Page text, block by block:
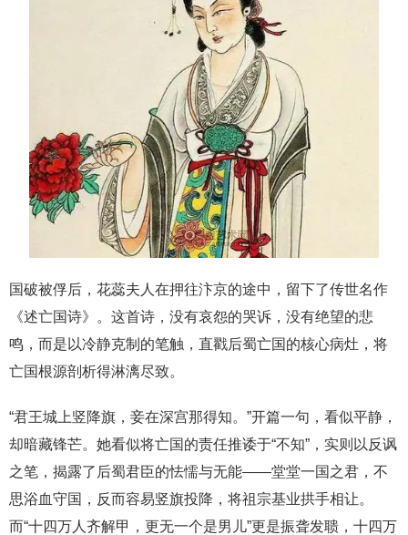
国破被俘后，花蕊夫人在押往汴京的途中，留下了传世名作
《述亡国诗》。这首诗，没有哀怨的哭诉，没有绝望的悲
鸣，而是以冷静克制的笔触，直戳后蜀亡国的核心病灶，将
亡国根源剖析得淋漓尽致。
“君王城上竖降旗，妾在深宫那得知。”开篇一句，看似平静，
却暗藏锋芒。她看似将亡国的责任推诿于“不知”，实则以反讽
之笔，揭露了后蜀君臣的怯懦与无能——堂堂一国之君，不
思浴血守国，反而容易竖旗投降，将祖宗基业拱手相让。
而“十四万人齐解甲，更无一个是男儿”更是振聋发聩，十四万